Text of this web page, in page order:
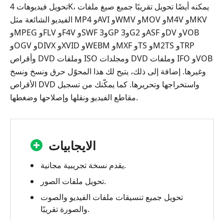
تحويل فيديوهات 4K، يمكنه أيضًا تحويل تقريبًا جميع صيغ ملفات
الفيديو الشائعة مثل MP4 وAVI وWMV وMOV وM4V وMKV
وMPEG وFLV وF4V وSWF و3GP و3G2 وASF وDV وVOB
وOGV وDIVX وXVID وWEBM وMXF وTS وM2TS وTRP
وأقراص DVD وملفات ISO ومجلدات DVD وملفات IFO وVOB
وغيرها. إضافة إلى ذلك، يتيح لك هذا المحوّل حرق ونسخ ونسخ
الأقراص DVD واستخراجها وتحريرها. كما يمكّنك من تسجيل
مقاطع الفيديو ونقلها وإصلاحها وضغطها.
الايجابيات
يقدم نسخة تجريبية مجانية.
تحويل ملفات الصور.
تحويل جميع تنسيقات ملفات الفيديو والصوت
والصورة تقريبًا.